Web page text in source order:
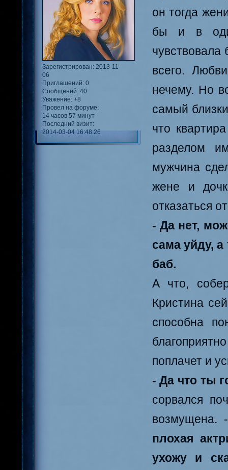
Зарегистрирован: 2013-11-
06
Приглашений: 0
Сообщений: 40
Уважение: +8
Провел на форуме:
14 часов 57 минут
Последний визит:
2014-03-04 16:48:26
он тогда
бы и в
чувствовала
всего.
нечему. Но
самый
что
разделом
мужчина
жене и
отказаться
- Да нет,
сама уйду,
баб.
А что,
Кристина
способна
поплачет и
- Да что ты
сорвался
плохая
ухожу и